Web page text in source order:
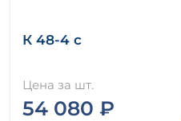
К 48-4 с
Цена за шт.
54 080 ₽